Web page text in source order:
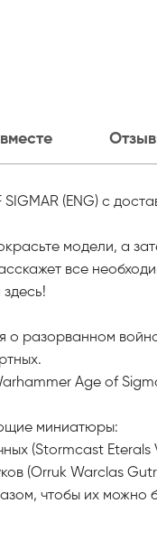
SIGMAR (ENG) с
модели, а
все
о разорванном
Age of
миниатюры:
(Stormcast
(Orruk Warclas
чтобы их можно